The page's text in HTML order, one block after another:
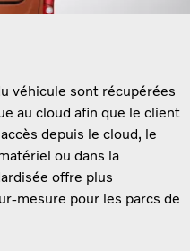
véhicule sont récupérées
au cloud afin que le client
depuis le cloud, le
ou dans la
offre plus
mesure pour les parcs de